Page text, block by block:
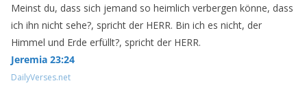
Meinst du, dass sich jemand so heimlich verbergen könne, dass
ich ihn nicht sehe?, spricht der HERR. Bin ich es nicht, der
Himmel und Erde erfüllt?, spricht der HERR.
Jeremia 23:24
DailyVerses.net